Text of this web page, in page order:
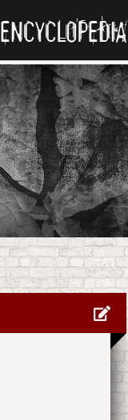
ENCYCLOPEDIA